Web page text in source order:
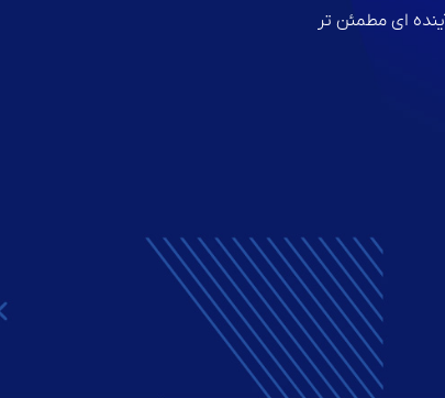
ای مطمئن تر